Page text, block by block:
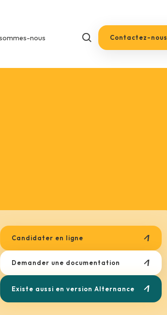
nous Contactez-nous
Candidater en ligne
Demander une documentation
Existe aussi en version Alternance